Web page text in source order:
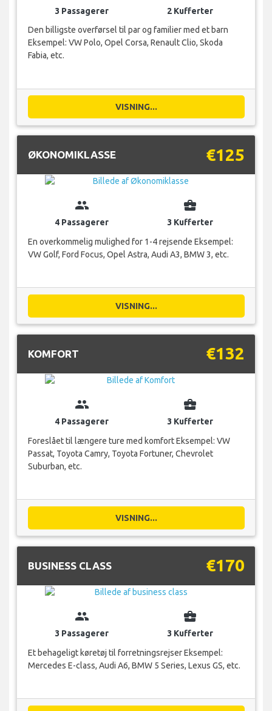
3 Passagerer
2 Kufferter
Den billigste overførsel til par og familier med et barn
Eksempel: VW Polo, Opel Corsa, Renault Clio, Skoda
Fabia, etc.
VISNING...
ØKONOMIKLASSE €125
group
4 Passagerer
business_center
3 Kufferter
En overkommelig mulighed for 1-4 rejsende Eksempel:
VW Golf, Ford Focus, Opel Astra, Audi A3, BMW 3, etc.
VISNING...
KOMFORT €132
group
4 Passagerer
business_center
3 Kufferter
Foreslået til længere ture med komfort Eksempel: VW
Passat, Toyota Camry, Toyota Fortuner, Chevrolet
Suburban, etc.
VISNING...
BUSINESS CLASS €170
group
3 Passagerer
business_center
3 Kufferter
Et behageligt køretøj til forretningsrejser Eksempel:
Mercedes E-class, Audi A6, BMW 5 Series, Lexus GS, etc.